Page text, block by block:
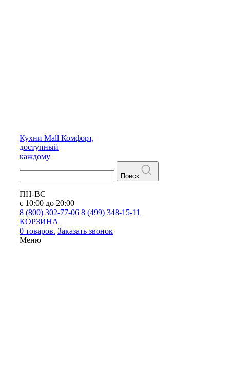
Кухни Mall Комфорт,
доступный
каждому
Поиск
ПН-ВС
с 10:00 до 20:00
8 (800) 302-77-06 8 (499) 348-15-11
КОРЗИНА
0 товаров. Заказать звонок
Меню